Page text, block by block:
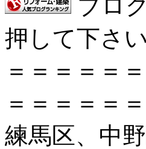
ブロ
押して下さ
＝＝＝＝＝
＝＝＝＝＝
練馬区、中